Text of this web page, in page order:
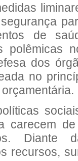
de
polêmicas
dos
no
carecem
Diante
recursos,